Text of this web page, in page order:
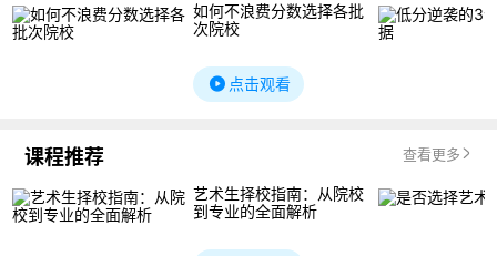
如何不浪费分数选择各批
次院校
点击观看
课程推荐 查看更多
艺术生择校指南：从院校
到专业的全面解析